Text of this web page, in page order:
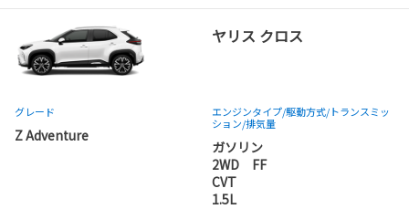
ヤリス クロス
グレード
Z Adventure
エンジンタイプ/駆動方式/トランスミッ
ション/排気量
ガソリン
2WD FF
CVT
1.5L